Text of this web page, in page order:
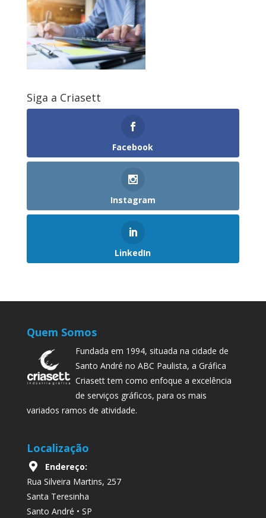
Siga a Criasett
Facebook
Instagram
LinkedIn
Quem Somos
Fundada em 1994, situada na cidade de
Santo André no ABC Paulista, a Gráfica
Criasett tem como enfoque a excelência
de serviços gráficos, para os mais
variados ramos de atividade.
Localização
Endereço:
Rua Silveira Martins, 257
Santa Teresinha
Santo André • SP